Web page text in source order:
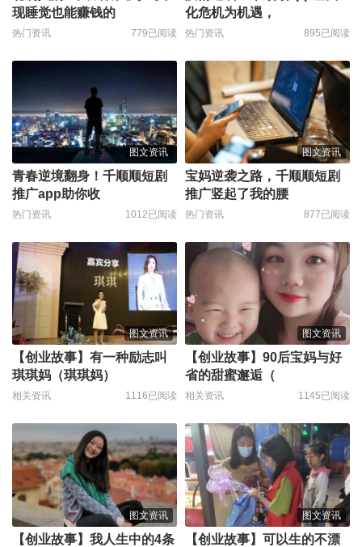
现睡觉也能赚钱的
热门资讯 779已阅读
化危机为机遇，
热门资讯 895已阅读
图文资讯
青春逆境翻身！千顺顺短剧
推广app助你收
热门资讯 1012已阅读
图文资讯
宝妈逆袭之路，千顺顺短剧
推广竖起了我的腰
热门资讯 877已阅读
图文资讯
【创业故事】有一种励志叫
琪琪妈（琪琪妈）
相关资讯 1116已阅读
图文资讯
【创业故事】90后宝妈与好
省的甜蜜邂逅（
相关资讯 1145已阅读
图文资讯
【创业故事】我人生中的4条
图文资讯
【创业故事】可以生的不漂